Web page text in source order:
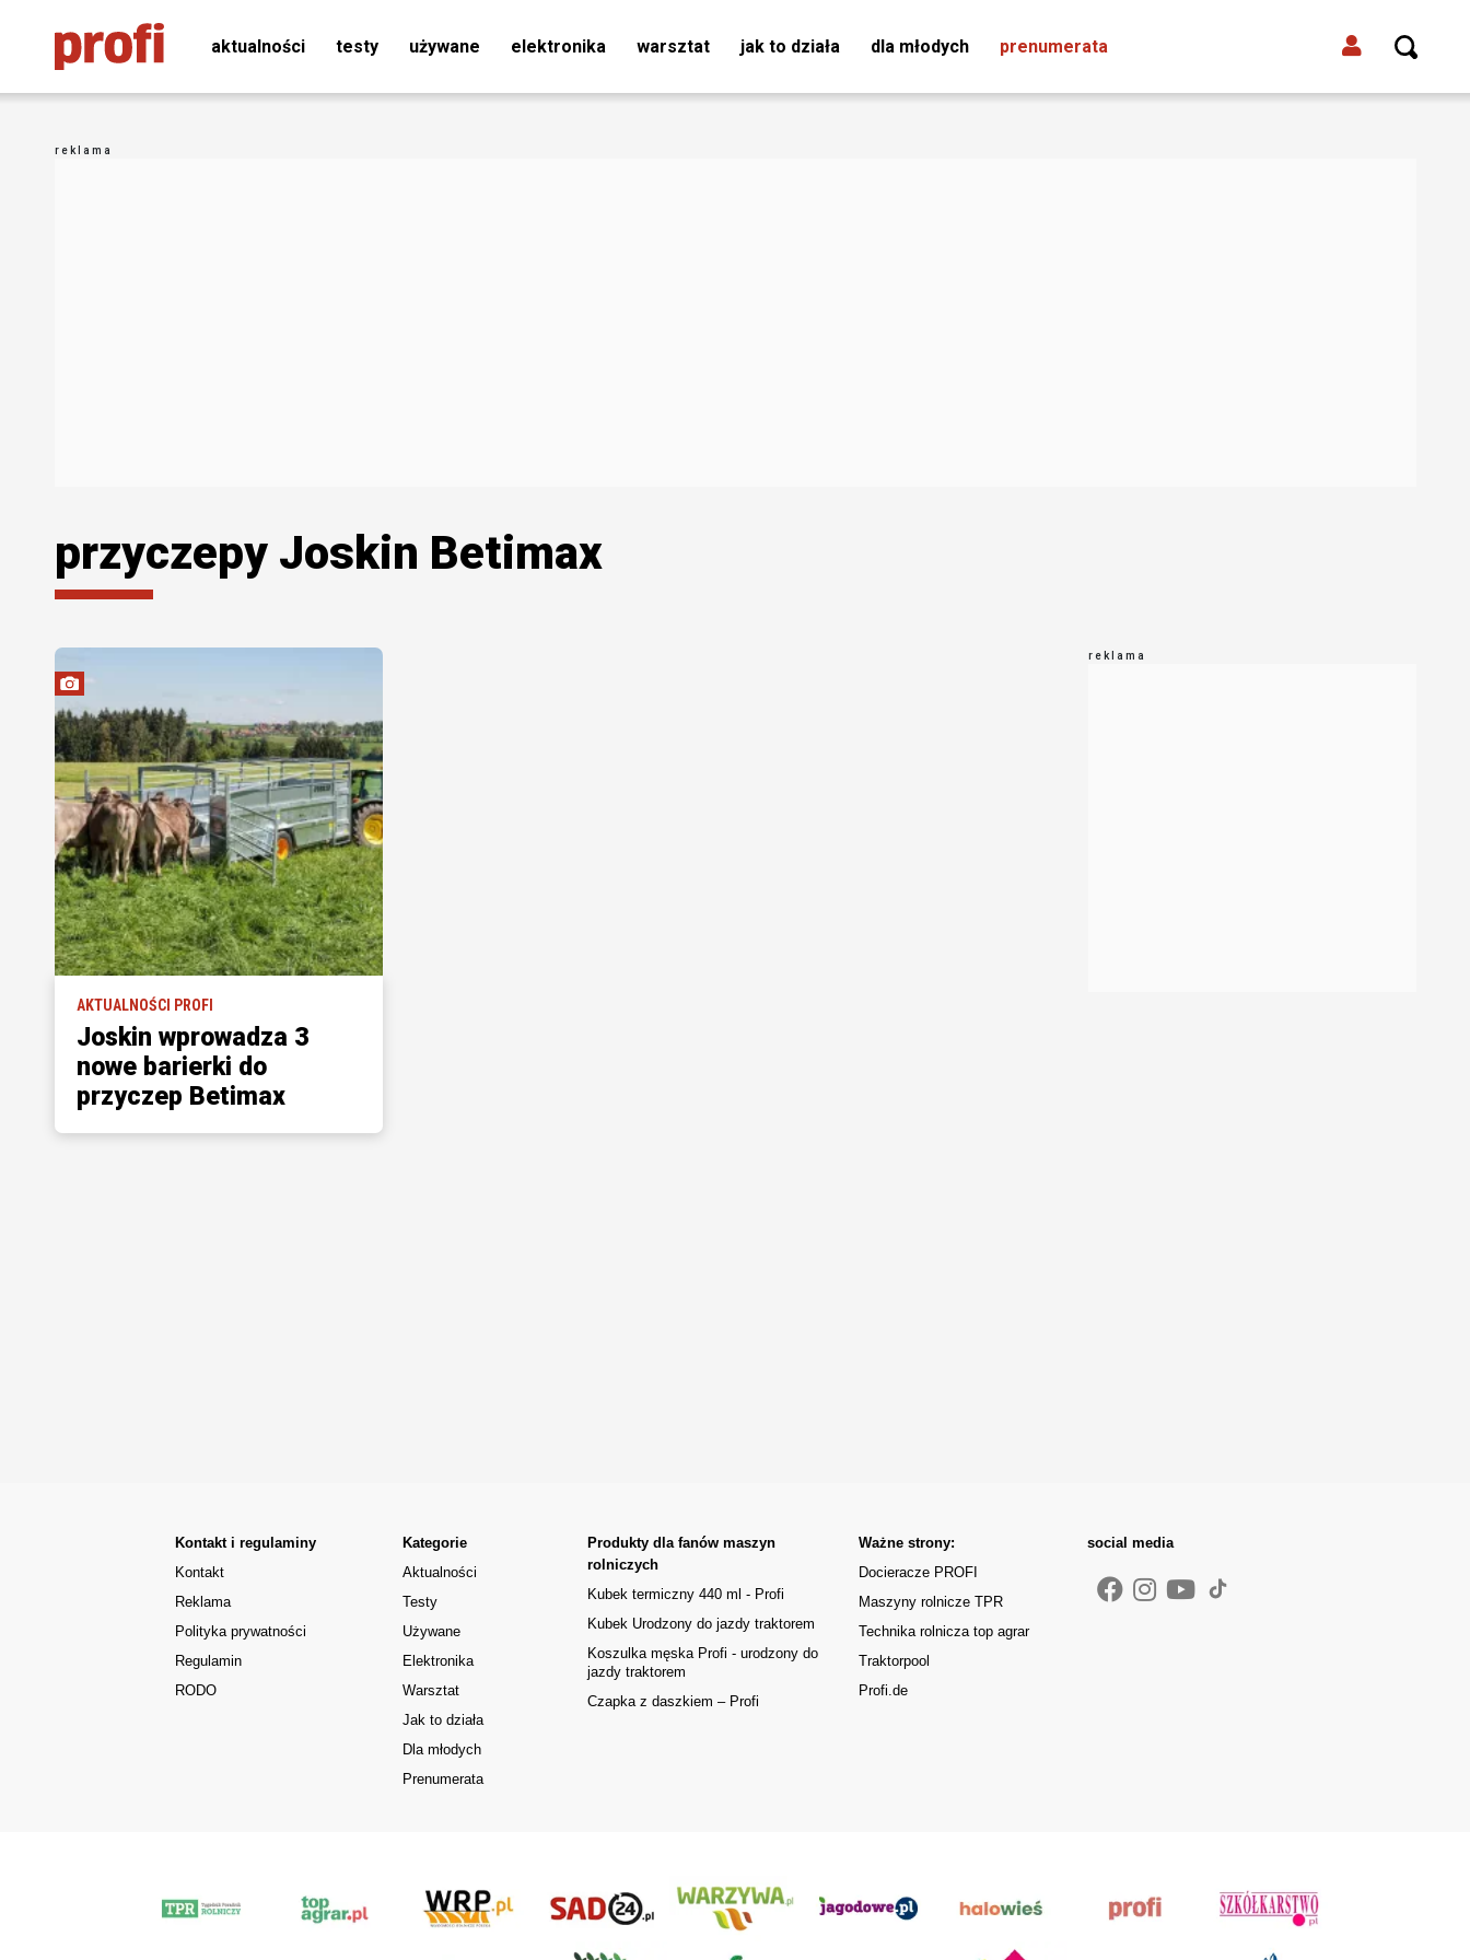
aktualności testy używane elektronika warsztat jak to działa dla młodych prenumerata
przyczepy Joskin Betimax
AKTUALNOŚCI PROFI
Joskin wprowadza 3
nowe barierki do
przyczep Betimax
Kontakt i regulaminy
Kontakt
Reklama
Polityka prywatności
Regulamin
RODO
Kategorie
Aktualności
Testy
Używane
Elektronika
Warsztat
Jak to działa
Dla młodych
Prenumerata
Produkty dla fanów maszyn
rolniczych
Kubek termiczny 440 ml - Profi
Kubek Urodzony do jazdy traktorem
Koszulka męska Profi - urodzony do
jazdy traktorem
Czapka z daszkiem – Profi
Ważne strony:
Docieracze PROFI
Maszyny rolnicze TPR
Technika rolnicza top agrar
Traktorpool
Profi.de
social media